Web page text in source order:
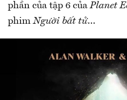
phần của tập 6 củaPlanet
phimNgười bất tử…